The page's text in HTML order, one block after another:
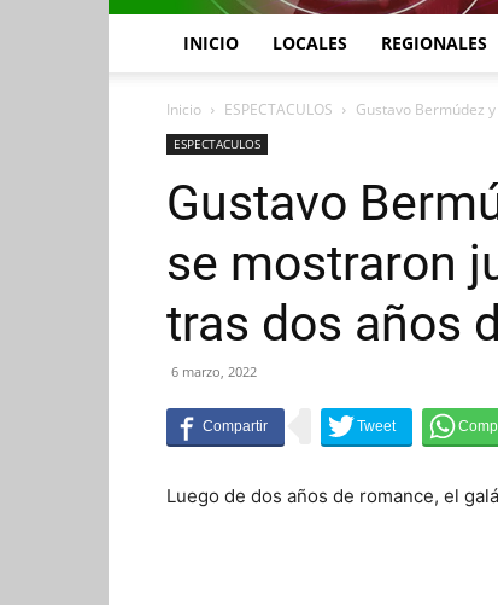
INICIO LOCALES REGIONALES
Inicio ESPECTACULOS Gustavo Bermúdez
ESPECTACULOS
Gustavo
se mostraron
tras dos años
6 marzo, 2022
Luego de dos años de romance, el